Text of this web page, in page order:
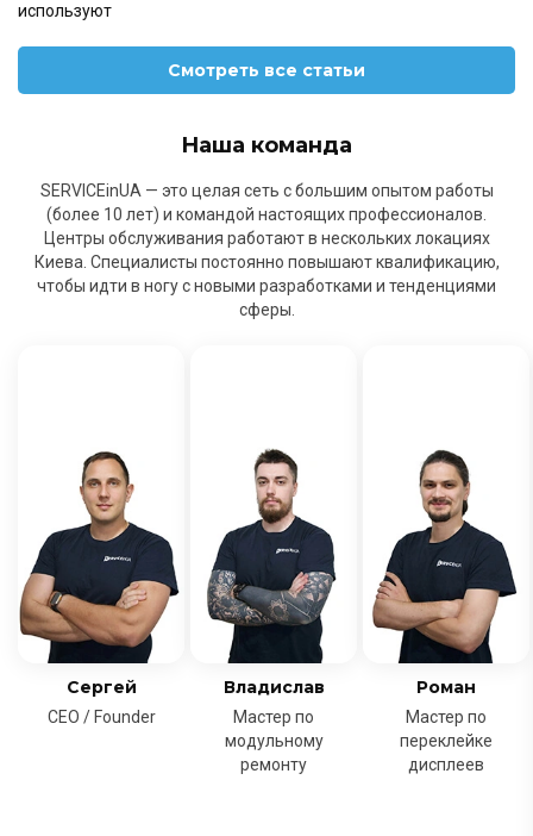
используют
Смотреть все статьи
Наша команда
SERVICEinUA — это целая сеть с большим опытом работы
(более 10 лет) и командой настоящих профессионалов.
Центры обслуживания работают в нескольких локациях
Киева. Специалисты постоянно повышают квалификацию,
чтобы идти в ногу с новыми разработками и тенденциями
сферы.
Сергей
CEO / Founder
Владислав
Мастер по
модульному
ремонту
Роман
Мастер по
переклейке
дисплеев